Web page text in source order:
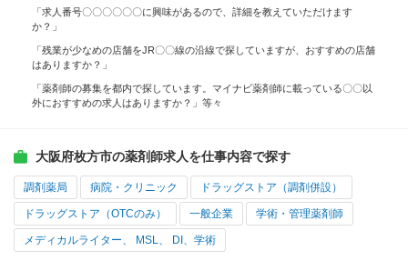
「求人番号〇〇〇〇〇〇に興味があるので、詳細を教えていただけます
か？」
「残業が少なめの店舗をJR〇〇線の沿線で探していますが、おすすめの店舗
はありますか？」
「薬剤師の募集を都内で探しています。マイナビ薬剤師に載っている〇〇以
外におすすめの求人はありますか？」等々
大阪府枚方市の薬剤師求人を仕事内容で探す
調剤薬局 病院・クリニック ドラッグストア（調剤併設）
ドラッグストア（OTCのみ） 一般企業 学術・管理薬剤師
メディカルライター、 MSL、 DI、学術